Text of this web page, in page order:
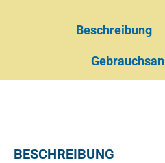
Beschreibung
BESCHREIBUNG